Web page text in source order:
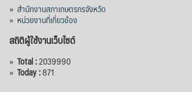
» สำนักงานสภาเกษตรกรจังหวัด
» หน่วยงานที่เกี่ยวข้อง
สถิติผู้ใช้งานเว็บไซต์
» Total :2039990
» Today :871